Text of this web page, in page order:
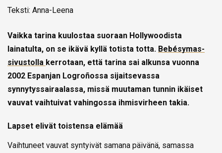
Teksti: Anna-Leena
Vaikka tarina kuulostaa suoraan Hollywoodista
lainatulta, on se ikävä kyllä totista totta. Bebésymas-
sivustolla kerrotaan, että tarina sai alkunsa vuonna
2002 Espanjan Logroñossa sijaitsevassa
synnytyssairaalassa, missä muutaman tunnin ikäiset
vauvat vaihtuivat vahingossa ihmisvirheen takia.
Lapset elivät toistensa elämää
Vaihtuneet vauvat syntyivät samana päivänä, samassa